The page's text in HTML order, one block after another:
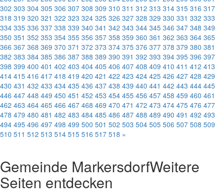
302 303 304 305 306 307 308 309 310 311 312 313 314 315 316 317
318 319 320 321 322 323 324 325 326 327 328 329 330 331 332 333
334 335 336 337 338 339 340 341 342 343 344 345 346 347 348 349
350 351 352 353 354 355 356 357 358 359 360 361 362 363 364 365
366 367 368 369 370 371 372 373 374 375 376 377 378 379 380 381
382 383 384 385 386 387 388 389 390 391 392 393 394 395 396 397
398 399 400 401 402 403 404 405 406 407 408 409 410 411 412 413
414 415 416 417 418 419 420 421 422 423 424 425 426 427 428 429
430 431 432 433 434 435 436 437 438 439 440 441 442 443 444 445
446 447 448 449 450 451 452 453 454 455 456 457 458 459 460 461
462 463 464 465 466 467 468 469 470 471 472 473 474 475 476 477
478 479 480 481 482 483 484 485 486 487 488 489 490 491 492 493
494 495 496 497 498 499 500 501 502 503 504 505 506 507 508 509
510 511 512 513 514 515 516 517 518 »
Gemeinde MarkersdorfWeitere
Seiten entdecken